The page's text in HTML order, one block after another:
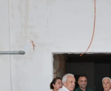
Kastamonu
Kırklareli
Kırşehir